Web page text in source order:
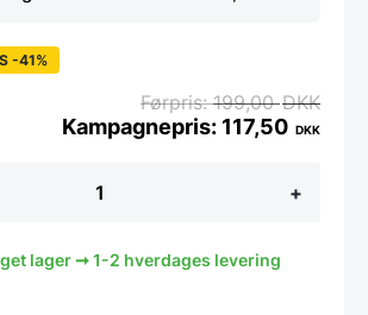
+
-41%
199,00DKK
117,50 DKK
lager ➞ 1-2 hverdages levering